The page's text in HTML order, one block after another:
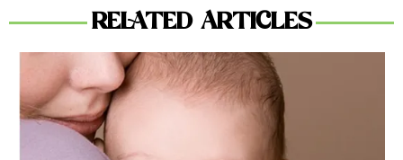
RELATED ARTICLES